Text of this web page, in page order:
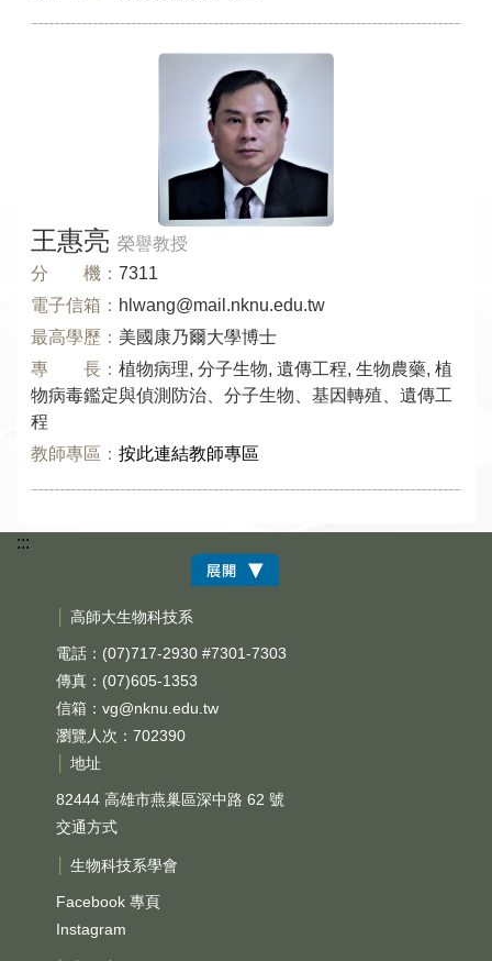
王惠亮 榮譽教授
分 機： 7311
電子信箱： hlwang@mail.nknu.edu.tw
最高學歷： 美國康乃爾大學博士
專 長： 植物病理, 分子生物, 遺傳工程, 生物農藥, 植
物病毒鑑定與偵測防治、分子生物、基因轉殖、遺傳工
程
教師專區： 按此連結教師專區
:::
高師大生物科技系
電話：(07)717-2930 #7301-7303
傳真：(07)605-1353
信箱： vg@nknu.edu.tw
瀏覽人次：702390
地址
82444 高雄市燕巢區深中路 62 號
交通方式
生物科技系學會
Facebook 專頁
Instagram